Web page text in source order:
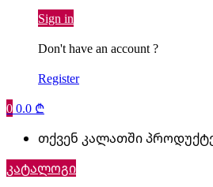
Sign in
Don't have an account ?
Register
00.0 ₾
თქვენ კალათში
კატალოგი